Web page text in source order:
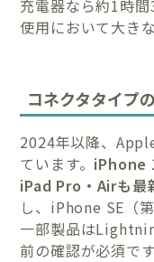
充電器なら約1時
使用において大き
コネクタタイプ
2024年以降、
ています。 iPhone
iPad Pro・Airも最
し、iPhone SE（
一部製品は
前の確認が必須です